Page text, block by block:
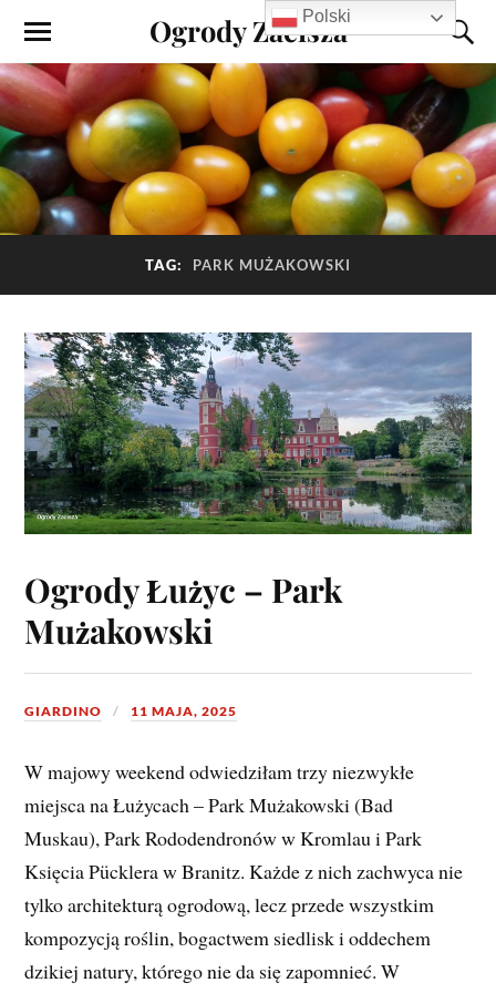
Ogrody Zacisza
TAG: PARK MUŻAKOWSKI
Ogrody Łużyc – Park
Mużakowski
GIARDINO 11 MAJA, 2025
W majowy weekend odwiedziłam trzy niezwykłe
miejsca na Łużycach – Park Mużakowski (Bad
Muskau), Park Rododendronów w Kromlau i Park
Księcia Pücklera w Branitz. Każde z nich zachwyca nie
tylko architekturą ogrodową, lecz przede wszystkim
kompozycją roślin, bogactwem siedlisk i oddechem
dzikiej natury, którego nie da się zapomnieć. W
Polski